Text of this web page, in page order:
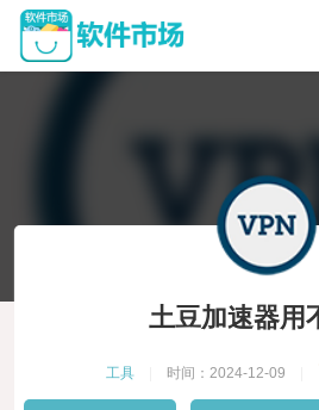
土豆加速器用
工具 时间：2024-12-09